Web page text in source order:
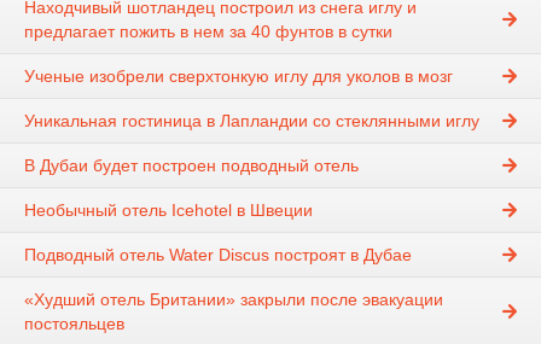
Находчивый шотландец построил из снега иглу и
предлагает пожить в нем за 40 фунтов в сутки
Ученые изобрели сверхтонкую иглу для уколов в мозг
Уникальная гостиница в Лапландии со стеклянными иглу
В Дубаи будет построен подводный отель
Необычный отель Icehotel в Швеции
Подводный отель Water Discus построят в Дубае
«Худший отель Британии» закрыли после эвакуации
постояльцев